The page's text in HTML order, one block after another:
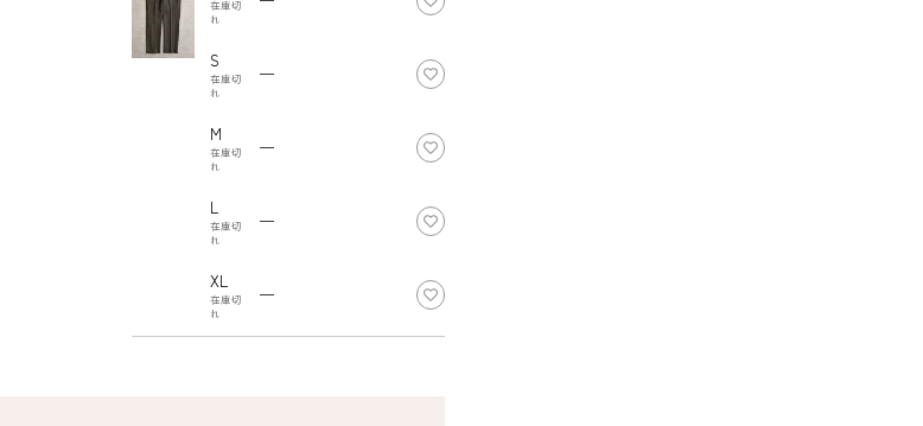
在庫切
れ
S
在庫切
れ
—
M
在庫切
れ
—
L
在庫切
れ
—
XL
在庫切
れ
—